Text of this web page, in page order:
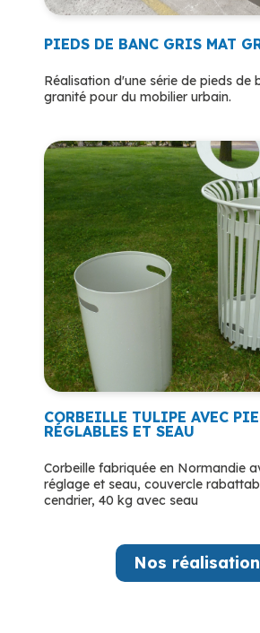
PIEDS DE BANC GRIS MAT
Réalisation d'une série de pieds de
granité pour du mobilier urbain.
CORBEILLE TULIPE AVEC
RÉGLABLES ET SEAU
Corbeille fabriquée en Normandie
réglage et seau, couvercle
cendrier, 40 kg avec seau
Nos